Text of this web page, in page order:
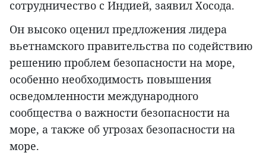
сотрудничество с Индией, заявил Хосода.
Он высоко оценил предложения лидера
вьетнамского правительства по содействию
решению проблем безопасности на море,
особенно необходимость повышения
осведомленности международного
сообщества о важности безопасности на
море, а также об угрозах безопасности на
море.